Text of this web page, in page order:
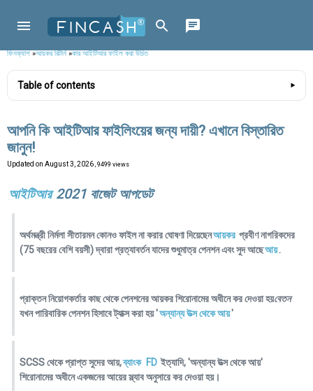
ফিনক্যাশ»আয়কর রিটার্ন»কার আইটিআর ফাইল করা উচিত
Table of contents
আপনি কি আইটিআর ফাইলিংয়ের জন্য দায়ী? এখানে বিস্তারিত
জানুন!
Updated on August 3, 2026 , 9499 views
আইটিআর2021 বাজেট আপডেট
অর্থমন্ত্রী নির্মলা সীতারমন কোনও ফাইল না করার ঘোষণা দিয়েছেনআয়কর প্রবীণ নাগরিকদের
(75 বছরের বেশি বয়সী) দ্বারা প্রত্যাবর্তন যাদের শুধুমাত্র পেনশন এবং সুদ আছেআয় .
প্রাক্তন নিয়োগকর্তার কাছ থেকে পেনশনের আয়কর শিরোনামের অধীনে কর দেওয়া হয়বেতন
যখন পারিবারিক পেনশন হিসাবে ট্যাক্স করা হয় 'অন্যান্য উত্স থেকে আয়'
SCSS থেকে প্রাপ্ত সুদের আয়,ব্যাংক FD ইত্যাদি, 'অন্যান্য উত্স থেকে আয়'
শিরোনামের অধীনে একজনের আয়ের স্ল্যাব অনুসারে কর দেওয়া হয়।